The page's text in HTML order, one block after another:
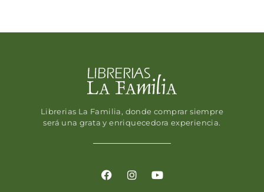
Librerias La Familia, donde comprar siempre
será una grata y enriquecedora experiencia.